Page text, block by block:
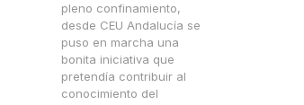
pleno confinamiento,
desde CEU Andalucía se
puso en marcha una
bonita iniciativa que
pretendía contribuir al
conocimiento del